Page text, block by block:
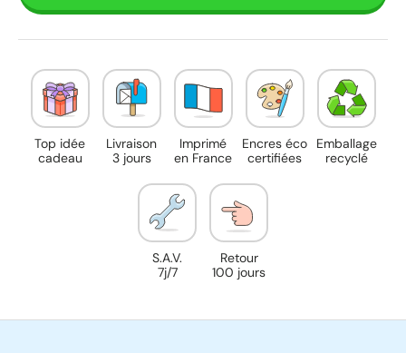
Top idée
cadeau
Livraison
3 jours
Imprimé
en France
Encres éco
certifiées
Emballage
recyclé
S.A.V.
7j/7
Retour
100 jours